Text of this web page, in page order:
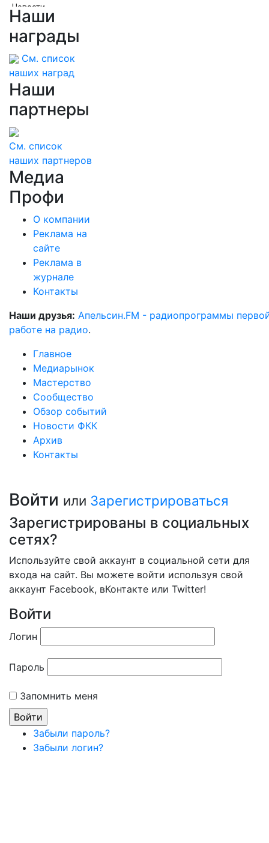
Новости
заменён в матче с «Мальоркой». Российский
Наши
награды
См. список
наших наград
Наши
партнеры
См. список
наших партнеров
Медиа
Профи
О компании
Реклама на
сайте
Реклама в
журнале
Контакты
Наши друзья: Апельсин.FM - радиопрограммы
работе на радио.
Главное
Медиарынок
Мастерство
Сообщество
Обзор событий
Новости ФКК
Архив
Контакты
Войти или Зарегистрироваться
Зарегистрированы в социальных
сетях?
Используйте свой аккаунт в социальной сети для
входа на сайт. Вы можете войти используя свой
аккаунт Facebook, вКонтакте или Twitter!
Войти
Логин
Пароль
Запомнить меня
Забыли пароль?
Забыли логин?